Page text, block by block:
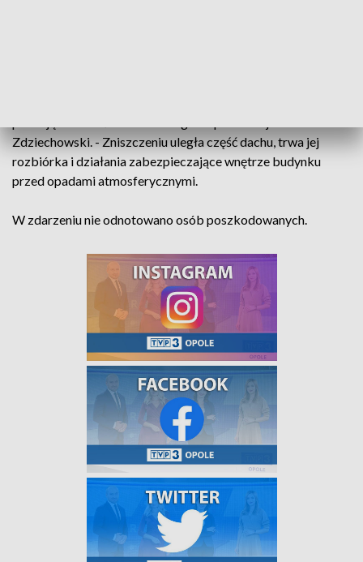
Zdziechowski. - Zniszczeniu uległa część dachu, trwa jej
rozbiórka i działania zabezpieczające wnętrze budynku
przed opadami atmosferycznymi.
W zdarzeniu nie odnotowano osób poszkodowanych.